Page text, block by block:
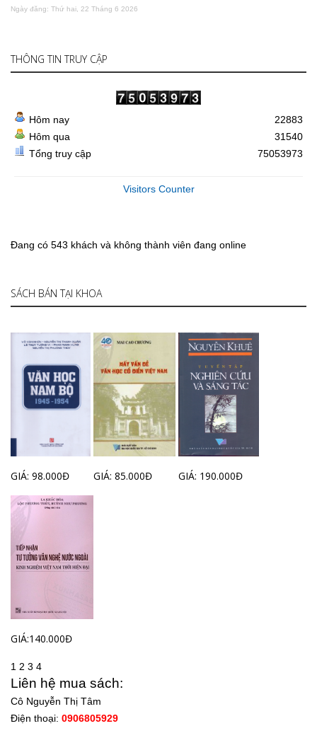
Ngày đăng: Thứ hai, 22 Tháng 6 2026
THÔNG TIN TRUY CẬP
Hôm nay
Hôm qua
Tổng truy cập
22883
31540
75053973
Visitors Counter
Đang có 543 khách và không thành viên đang online
SÁCH BÁN TẠI KHOA
GIÁ: 98.000Đ GIÁ: 85.000Đ GIÁ: 190.000Đ
GIÁ:140.000Đ
1 2 3 4
Liên hệ mua sách:
Cô Nguyễn Thị Tâm
Điện thoại: 0906805929